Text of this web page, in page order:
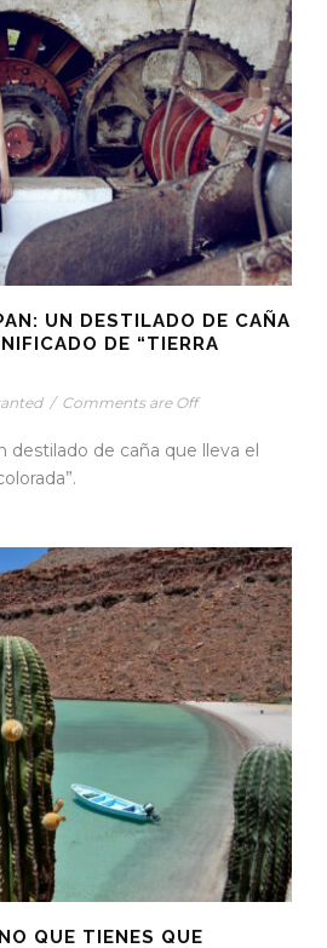
UN DESTILADO DE CAÑA
DE “TIERRA
/ Comments are Off
destilado de caña que lleva el
QUE TIENES QUE